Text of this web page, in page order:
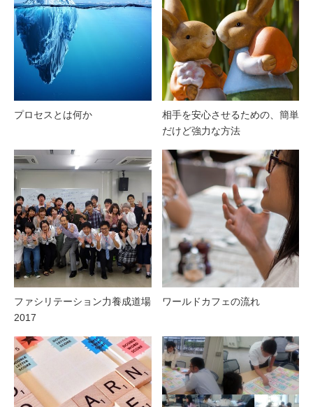
プロセスとは何か
相手を安心させるための、簡単
だけど強力な方法
ファシリテーション力養成道場
2017
ワールドカフェの流れ